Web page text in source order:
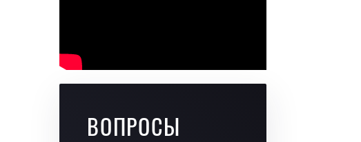
ВОПРОСЫ